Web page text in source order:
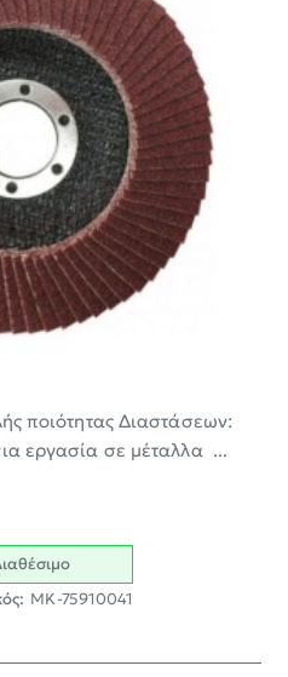
ποιότητας Διαστάσεων:
εργασία σε μέταλλα ...
MK-75910041